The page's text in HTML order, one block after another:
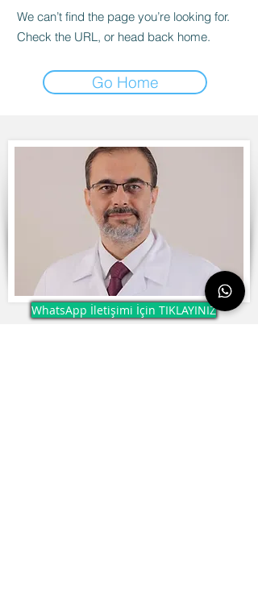
We can’t find the page you’re looking for.
Check the URL, or head back home.
Go Home
WhatsApp İletişimi İçin TIKLAYINIZ